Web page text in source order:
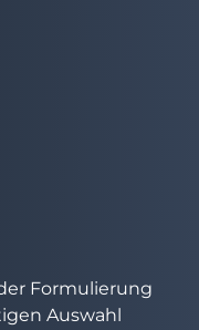
Formulierung
Auswahl